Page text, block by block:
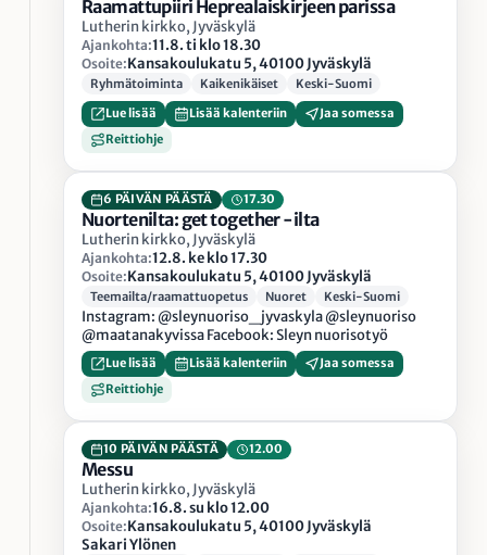
Raamattupiiri Heprealaiskirjeen parissa
Lutherin kirkko, Jyväskylä
Ajankohta:11.8. ti klo 18.30
Osoite:Kansakoulukatu 5, 40100 Jyväskylä
Ryhmätoiminta Kaikenikäiset
Keski-Suomi
Lue lisää
Lisää kalenteriin
Jaa somessa
Reittiohje
6 PÄIVÄN PÄÄSTÄ 17.30
Nuortenilta: get together -ilta
Lutherin kirkko, Jyväskylä
Ajankohta:12.8. ke klo 17.30
Osoite:Kansakoulukatu 5, 40100 Jyväskylä
Teemailta/raamattuopetus Nuoret Keski-Suomi
Instagram: @sleynuoriso_jyvaskyla @sleynuoriso
@maatanakyvissa Facebook: Sleyn nuorisotyö
Lue lisää Lisää kalenteriin
Jaa somessa
Reittiohje
10 PÄIVÄN PÄÄSTÄ 12.00
Messu
Lutherin kirkko, Jyväskylä
Ajankohta:16.8. su klo 12.00
Osoite:Kansakoulukatu 5, 40100 Jyväskylä
Sakari Ylönen